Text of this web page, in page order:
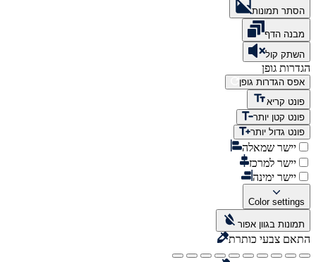
הסתר תמונות
מבנה הדף
השתק קול
הגדרות גופן
אפס הגדרות גופן
פונט קריא
פונט קטן יותר
פונט גדול יותר
יישר שמאלה
יישר למרכז
יישר ימינה
Color settings
תמונות בגוון אפור
התאם צבעי כותרת